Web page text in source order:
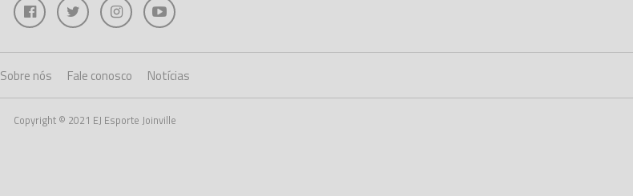
Sobre nós Fale conosco Notícias
Copyright © 2021 EJ Esporte Joinville